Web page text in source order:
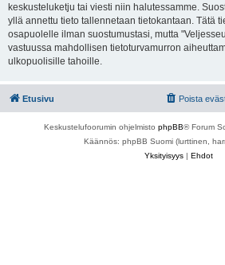
keskusteluketju tai viesti niin halutessamme.
yllä annettu tieto tallennetaan tietokantaan. Tätä
osapuolelle ilman suostumustasi, mutta
vastuussa mahdollisen tietoturvamurron
ulkopuolisille tahoille.
Etusivu Poista
Keskustelufoorumin ohjelmisto phpBB® Forum
Käännös: phpBB Suomi (lurttinen,
Yksityisyys | Ehdot